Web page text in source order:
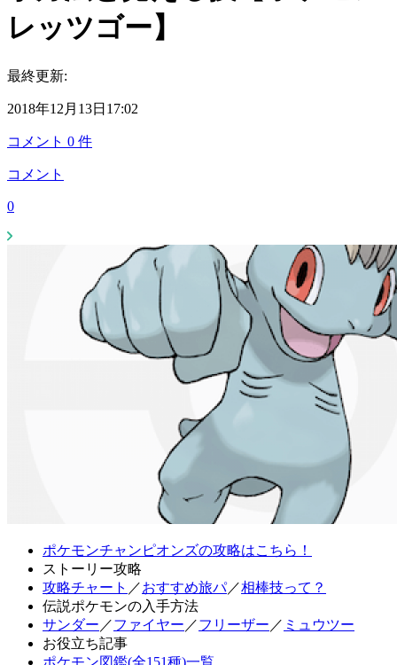
レッツゴー】
最終更新:
2018年12月13日17:02
コメント 0 件
コメント
0
ポケモンチャンピオンズの攻略はこちら！
ストーリー攻略
攻略チャート ／おすすめ旅パ／相棒技って？
伝説ポケモンの入手方法
サンダー ／ファイヤー ／フリーザー ／ ミュウツー
お役立ち記事
ポケモン図鑑(全151種)一覧